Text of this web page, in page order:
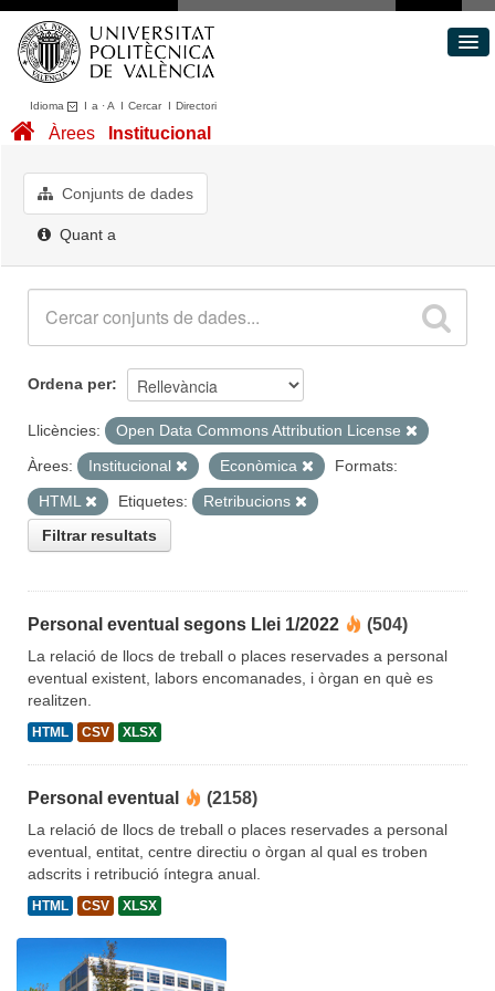
Idioma I a ·A I CercarI Directori
Conjunts de dades
Quant a
Àrees Institucional
Conjunts de dades
Quant a
Ordena per
Llicències:
Open Data Commons Attribution License
Àrees:
Institucional Econòmica
Formats:
HTML
Etiquetes:
Retribucions
Filtrar resultats
Personal eventual segons Llei 1/2022 (504)
La relació de llocs de treball o places reservades a personal
eventual existent, labors encomanades, i òrgan en què es
realitzen.
HTML CSV XLSX
Personal eventual (2158)
La relació de llocs de treball o places reservades a personal
eventual, entitat, centre directiu o òrgan al qual es troben
adscrits i retribució íntegra anual.
HTML CSV XLSX